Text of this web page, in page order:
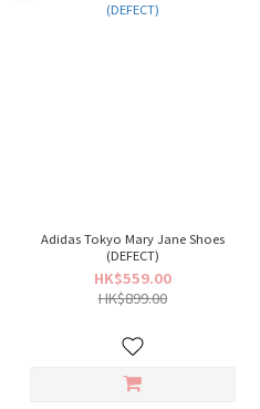
Adidas Tokyo Mary Jane Shoes
(DEFECT)
HK$559.00
HK$899.00